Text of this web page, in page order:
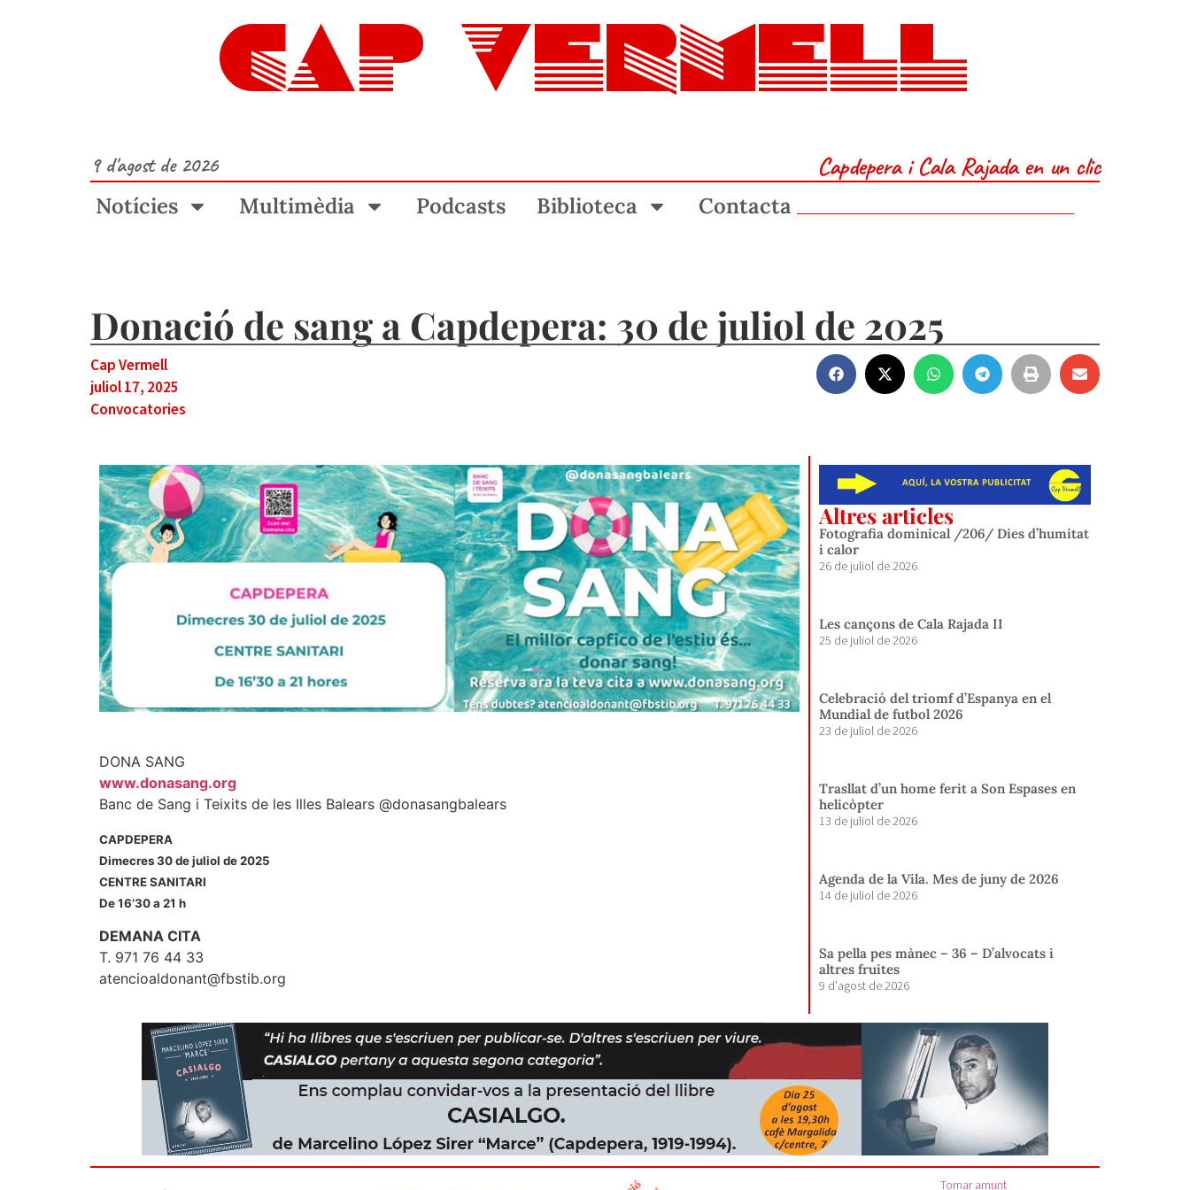
CAP VERMELL
9 d'agost de 2026 Capdepera i Cala Rajada en un clic
Notícies Multimèdia Podcasts Biblioteca Contacta
Donació de sang a Capdepera: 30 de juliol de 2025
Cap Vermell
juliol 17, 2025
Convocatories
DONA SANG
www.donasang.org
Banc de Sang i Teixits de les Illes Balears @donasangbalears
CAPDEPERA
Dimecres 30 de juliol de 2025
CENTRE SANITARI
De 16’30 a 21 h
DEMANA CITA
T. 971 76 44 33
atencioaldonant@fbstib.org
Altres articles
Fotografia dominical /206/ Dies d’humitat
i calor
26 de juliol de 2026
Les cançons de Cala Rajada II
25 de juliol de 2026
Celebració del triomf d’Espanya en el
Mundial de futbol 2026
23 de juliol de 2026
Trasllat d’un home ferit a Son Espases en
helicòpter
13 de juliol de 2026
Agenda de la Vila. Mes de juny de 2026
14 de juliol de 2026
Sa pella pes mànec – 36 – D’alvocats i
altres fruites
9 d'agost de 2026
Tornar amunt